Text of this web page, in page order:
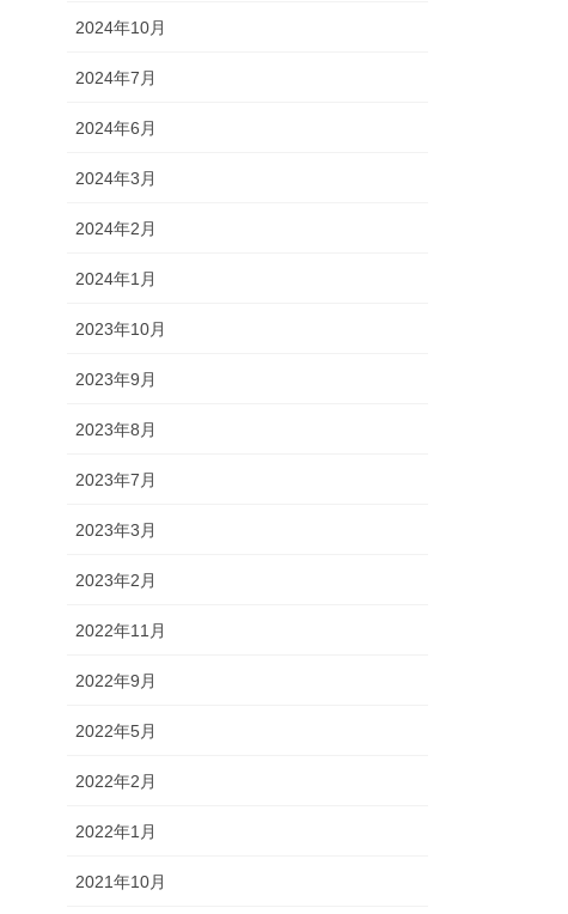
2024年10月
2024年7月
2024年6月
2024年3月
2024年2月
2024年1月
2023年10月
2023年9月
2023年8月
2023年7月
2023年3月
2023年2月
2022年11月
2022年9月
2022年5月
2022年2月
2022年1月
2021年10月